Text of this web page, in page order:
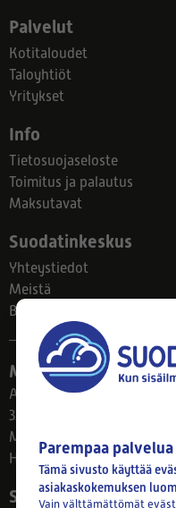
Palvelut
Kotitaloudet
Taloyhtiöt
Yritykset
Info
Tietosuojaseloste
Toimitus ja palautus
Maksutavat
Suodatinkeskus
Yhteystiedot
Meistä
Blogi
Myymälä
Ahlmanintie 61
33800 Tampere
Ma–Pe 8–17
Huom! Myymälän
Seuraa meitä
Parempaa
Tämä sivusto käyttää
asiakaskokemuksen
Vain välttämättömät